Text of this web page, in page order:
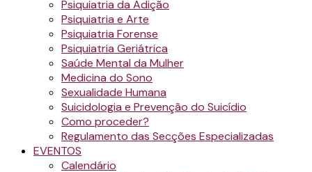
Psiquiatria da Adição
Psiquiatria e Arte
Psiquiatria Forense
Psiquiatria Geriátrica
Saúde Mental da Mulher
Medicina do Sono
Sexualidade Humana
Suicidologia e Prevenção do Suicídio
Como proceder?
Regulamento das Secções Especializadas
EVENTOS
Calendário